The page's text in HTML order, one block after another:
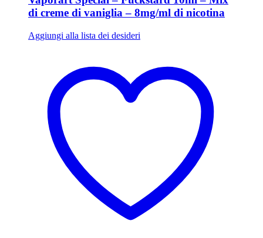
di creme di vaniglia – 8mg/ml di nicotina
Aggiungi alla lista dei desideri